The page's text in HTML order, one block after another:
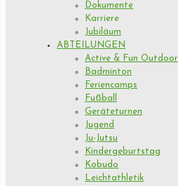
Dokumente
Karriere
Jubiläum
ABTEILUNGEN
Active & Fun Outdoor
Badminton
Feriencamps
Fußball
Geräteturnen
Jugend
Ju-Jutsu
Kindergeburtstag
Kobudo
Leichtathletik